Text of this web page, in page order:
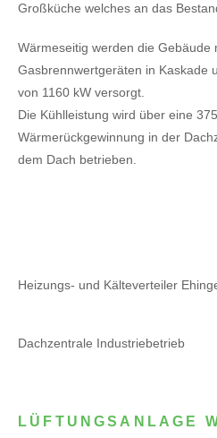
Großküche welches an das
Wärmeseitig werden die Gebäude
Gasbrennwertgeräten in Kaskade
von 1160 kW versorgt.
Die Kühlleistung wird über eine
Wärmerückgewinnung in der
dem Dach betrieben.
Heizungs- und Kälteverteiler
Dachzentrale Industriebetrieb
LÜFTUNGSANLAGE